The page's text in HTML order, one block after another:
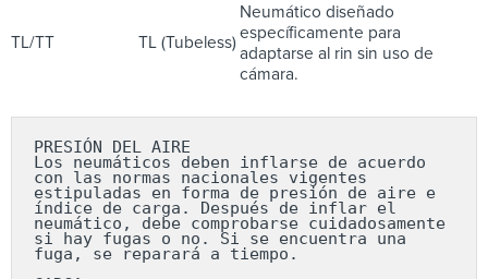
TL/TT TL (Tubeless)
Neumático diseñado
específicamente para
adaptarse al rin sin uso de
cámara.
PRESIÓN DEL AIRE
Los neumáticos deben inflarse de acuerdo
con las normas nacionales vigentes
estipuladas en forma de presión de aire e
índice de carga. Después de inflar el
neumático, debe comprobarse cuidadosamente
si hay fugas o no. Si se encuentra una
fuga, se reparará a tiempo.